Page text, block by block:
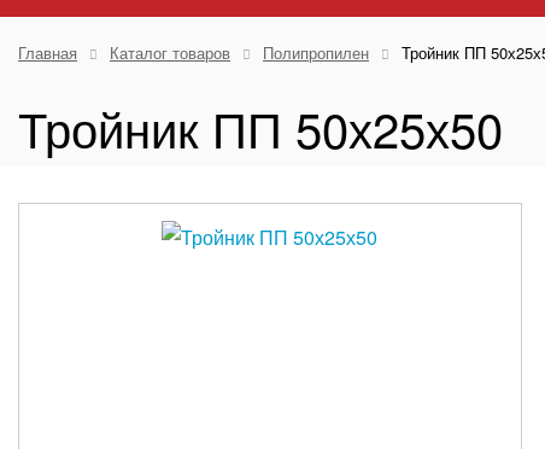
Главная Каталог товаров Полипропилен Тройник ПП
Тройник ПП 50х25х50